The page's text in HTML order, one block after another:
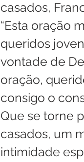
casados,
“Esta oração
queridos
vontade de
oração,
consigo o
Que se torne
casados, um
intimidade